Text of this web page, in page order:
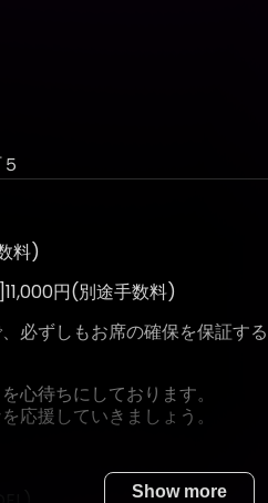
料)
円(別途手数料)
必ずしもお席の確保を保証す
心待ちにしております。
応援していきましょう。
Show more